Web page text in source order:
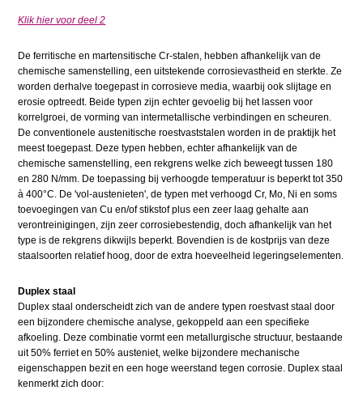
Klik hier voor deel 2
De ferritische en martensitische Cr-stalen, hebben afhankelijk van de
chemische samenstelling, een uitstekende corrosievastheid en sterkte. Ze
worden derhalve toegepast in corrosieve media, waarbij ook slijtage en
erosie optreedt. Beide typen zijn echter gevoelig bij het lassen voor
korrelgroei, de vorming van intermetallische verbindingen en scheuren.
De conventionele austenitische roestvaststalen worden in de praktijk het
meest toegepast. Deze typen hebben, echter afhankelijk van de
chemische samenstelling, een rekgrens welke zich beweegt tussen 180
en 280 N/mm. De toepassing bij verhoogde temperatuur is beperkt tot 350
à 400°C. De 'vol-austenieten', de typen met verhoogd Cr, Mo, Ni en soms
toevoegingen van Cu en/of stikstof plus een zeer laag gehalte aan
verontreinigingen, zijn zeer corrosiebestendig, doch afhankelijk van het
type is de rekgrens dikwijls beperkt. Bovendien is de kostprijs van deze
staalsoorten relatief hoog, door de extra hoeveelheid legeringselementen.
Duplex staal
Duplex staal onderscheidt zich van de andere typen roestvast staal door
een bijzondere chemische analyse, gekoppeld aan een specifieke
afkoeling. Deze combinatie vormt een metallurgische structuur, bestaande
uit 50% ferriet en 50% austeniet, welke bijzondere mechanische
eigenschappen bezit en een hoge weerstand tegen corrosie. Duplex staal
kenmerkt zich door: